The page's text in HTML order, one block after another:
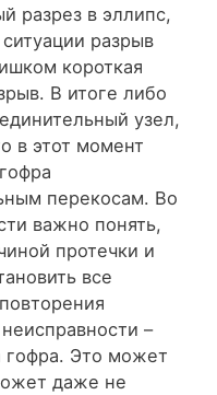
разрез в эллипс,
разрыв
короткая
В итоге либо
узел,
в этот момент
перекосам. Во
важно понять,
протечки и
все
–
гофра. Это может
даже не